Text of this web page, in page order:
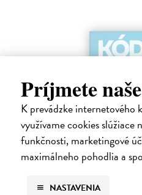
Príjmete
K prevádzke
využívame cookies slúžiace
funkčnosti, marketingové
maximálneho pohodlia a
NASTAVENIA
Kód zad
Novotný Michal | Kniha
Co dělat, když vás bolí záda? Cvičit?
Do 4 dní